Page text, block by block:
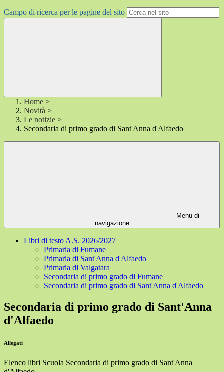
Campo di ricerca per le pagine del sito
Home >
Novità >
Le notizie >
Secondaria di primo grado di Sant'Anna d'Alfaedo
Menu di
navigazione
Libri di testo A.S. 2026/2027
Primaria di Fumane
Primaria di Sant'Anna d'Alfaedo
Primaria di Valgatara
Secondaria di primo grado di Fumane
Secondaria di primo grado di Sant'Anna d'Alfaedo
Secondaria di primo grado di Sant'Anna
d'Alfaedo
Allegati
Elenco libri Scuola Secondaria di primo grado di Sant'Anna